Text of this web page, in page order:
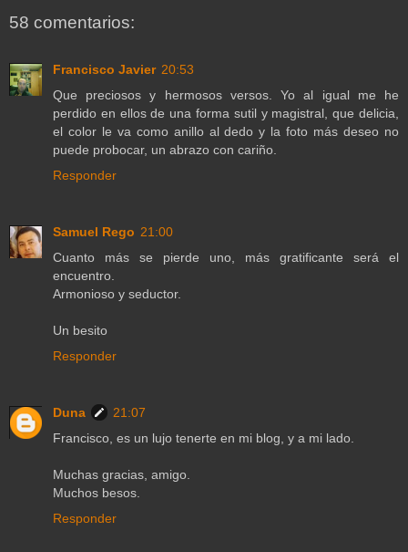
58 comentarios:
Francisco Javier 20:53
Que preciosos y hermosos versos. Yo al igual me he
perdido en ellos de una forma sutil y magistral, que delicia,
el color le va como anillo al dedo y la foto más deseo no
puede probocar, un abrazo con cariño.
Responder
Samuel Rego 21:00
Cuanto más se pierde uno, más gratificante será el
encuentro.
Armonioso y seductor.
Un besito
Responder
Duna
21:07
Francisco, es un lujo tenerte en mi blog, y a mi lado.
Muchas gracias, amigo.
Muchos besos.
Responder